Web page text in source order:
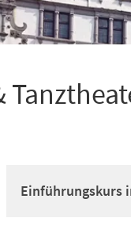
Einführungskurs